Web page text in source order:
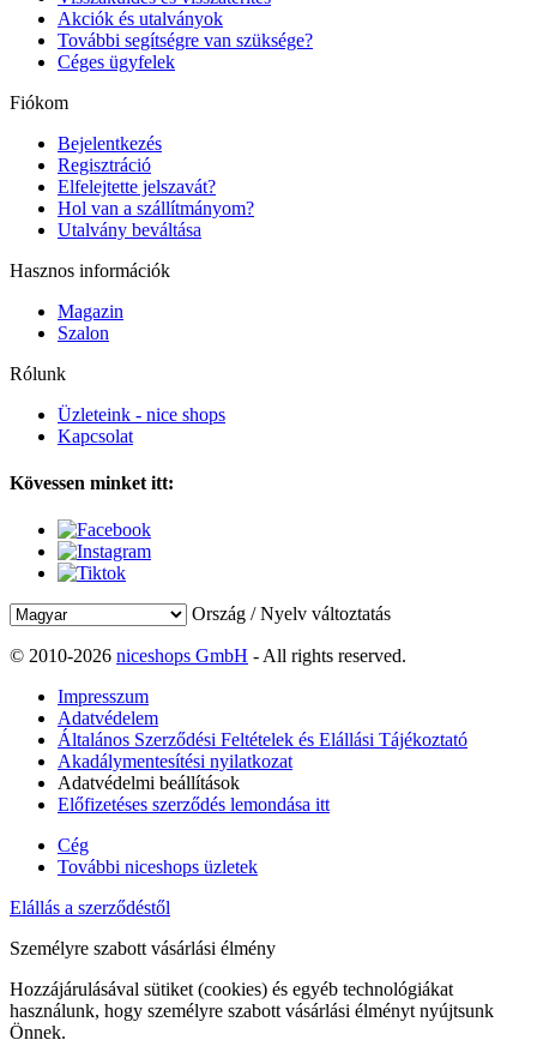
Akciók és utalványok
További segítségre van szüksége?
Céges ügyfelek
Fiókom
Bejelentkezés
Regisztráció
Elfelejtette jelszavát?
Hol van a szállítmányom?
Utalvány beváltása
Hasznos információk
Magazin
Szalon
Rólunk
Üzleteink - nice shops
Kapcsolat
Kövessen minket itt:
Ország / Nyelv változtatás
© 2010-2026 niceshops GmbH - All rights reserved.
Impresszum
Adatvédelem
Általános Szerződési Feltételek és Elállási Tájékoztató
Akadálymentesítési nyilatkozat
Adatvédelmi beállítások
Előfizetéses szerződés lemondása itt
Cég
További niceshops üzletek
Elállás a szerződéstől
Személyre szabott vásárlási élmény
Hozzájárulásával sütiket (cookies) és egyéb technológiákat
használunk, hogy személyre szabott vásárlási élményt nyújtsunk
Önnek.